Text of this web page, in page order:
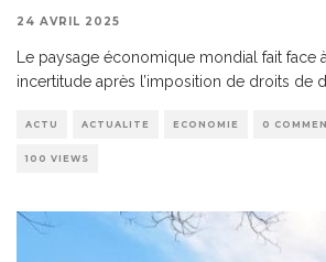
24 AVRIL 2025
Le paysage économique mondial fait face
incertitude après l’imposition de droits de
ACTU ACTUALITE ECONOMIE 0
100 VIEWS